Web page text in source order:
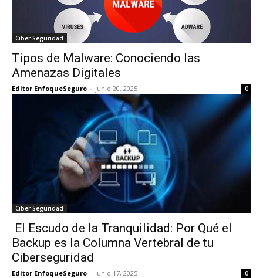
Ciber Seguridad
Tipos de Malware: Conociendo las
Amenazas Digitales
Editor EnfoqueSeguro - junio 20, 2025 0
Ciber Seguridad
El Escudo de la Tranquilidad: Por Qué el
Backup es la Columna Vertebral de tu
Ciberseguridad
Editor EnfoqueSeguro - junio 17, 2025 0